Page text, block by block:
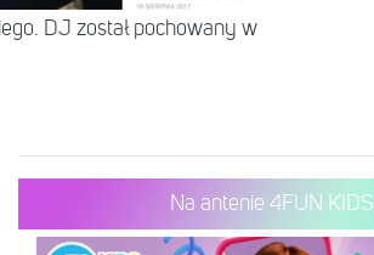
DJ został pochowany w
Na antenie 4FUN KIDS